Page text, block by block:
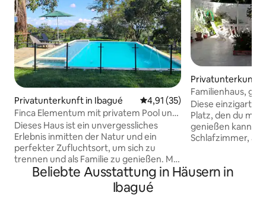
Privatunterkunft in Ibagué Durchschnittliche Bewertung:
4,91 (35)
Finca Elementum mit privatem Pool und
Katamaran
Dieses Haus ist ein unvergessliches
Erlebnis inmitten der Natur und ein
perfekter Zufluchtsort, um sich zu
trennen und als Familie zu genießen. Mit
reichlich Innen- und Außenbereichen
bietet es einen privaten Pool, der sich
ideal zum Entspannen in einer
Privatunterkunft
Familienhaus,
und ruhig in
Diese
Platz, den du mit
genießen kannst.
Schlafzimmer,
Küche sowie
Beliebte Ausstattung in Häusern in
Ibagué